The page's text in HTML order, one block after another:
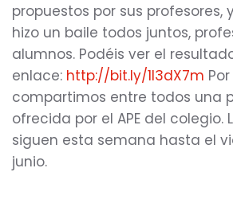
propuestos por sus profesores,
hizo un baile todos juntos,
alumnos. Podéis ver el
enlace: http://bit.ly/1l3dX7m
compartimos entre todos una
ofrecida por el APE del colegio.
siguen esta semana hasta el
junio.